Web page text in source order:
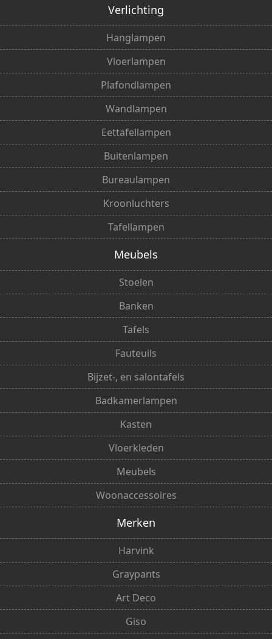
Verlichting
Hanglampen
Vloerlampen
Plafondlampen
Wandlampen
Eettafellampen
Buitenlampen
Bureaulampen
Kroonluchters
Tafellampen
Meubels
Stoelen
Banken
Tafels
Fauteuils
Bijzet-, en salontafels
Badkamerlampen
Kasten
Vloerkleden
Meubels
Woonaccessoires
Merken
Harvink
Graypants
Art Deco
Giso